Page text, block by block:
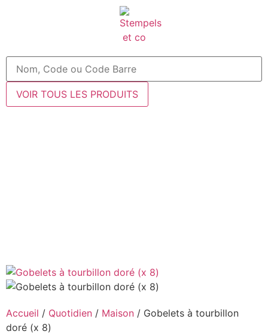
VOIR TOUS LES PRODUITS
Accueil / Quotidien / Maison / Gobelets à tourbillon
doré (x 8)